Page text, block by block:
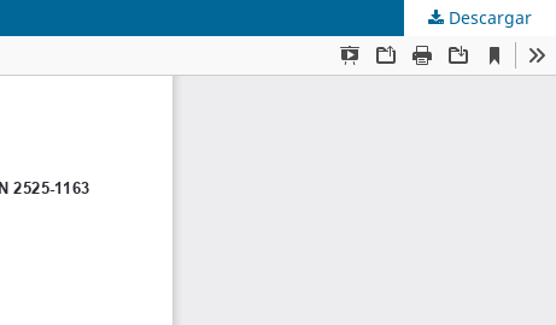
Descargar